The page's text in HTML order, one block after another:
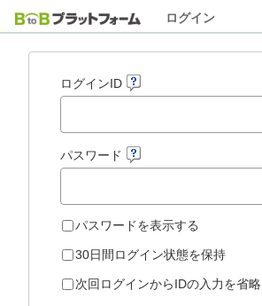
ログイン
ログインID
パスワード
パスワードを表示する
30日間ログイン状態を保持
次回ログインからIDの入力を省略